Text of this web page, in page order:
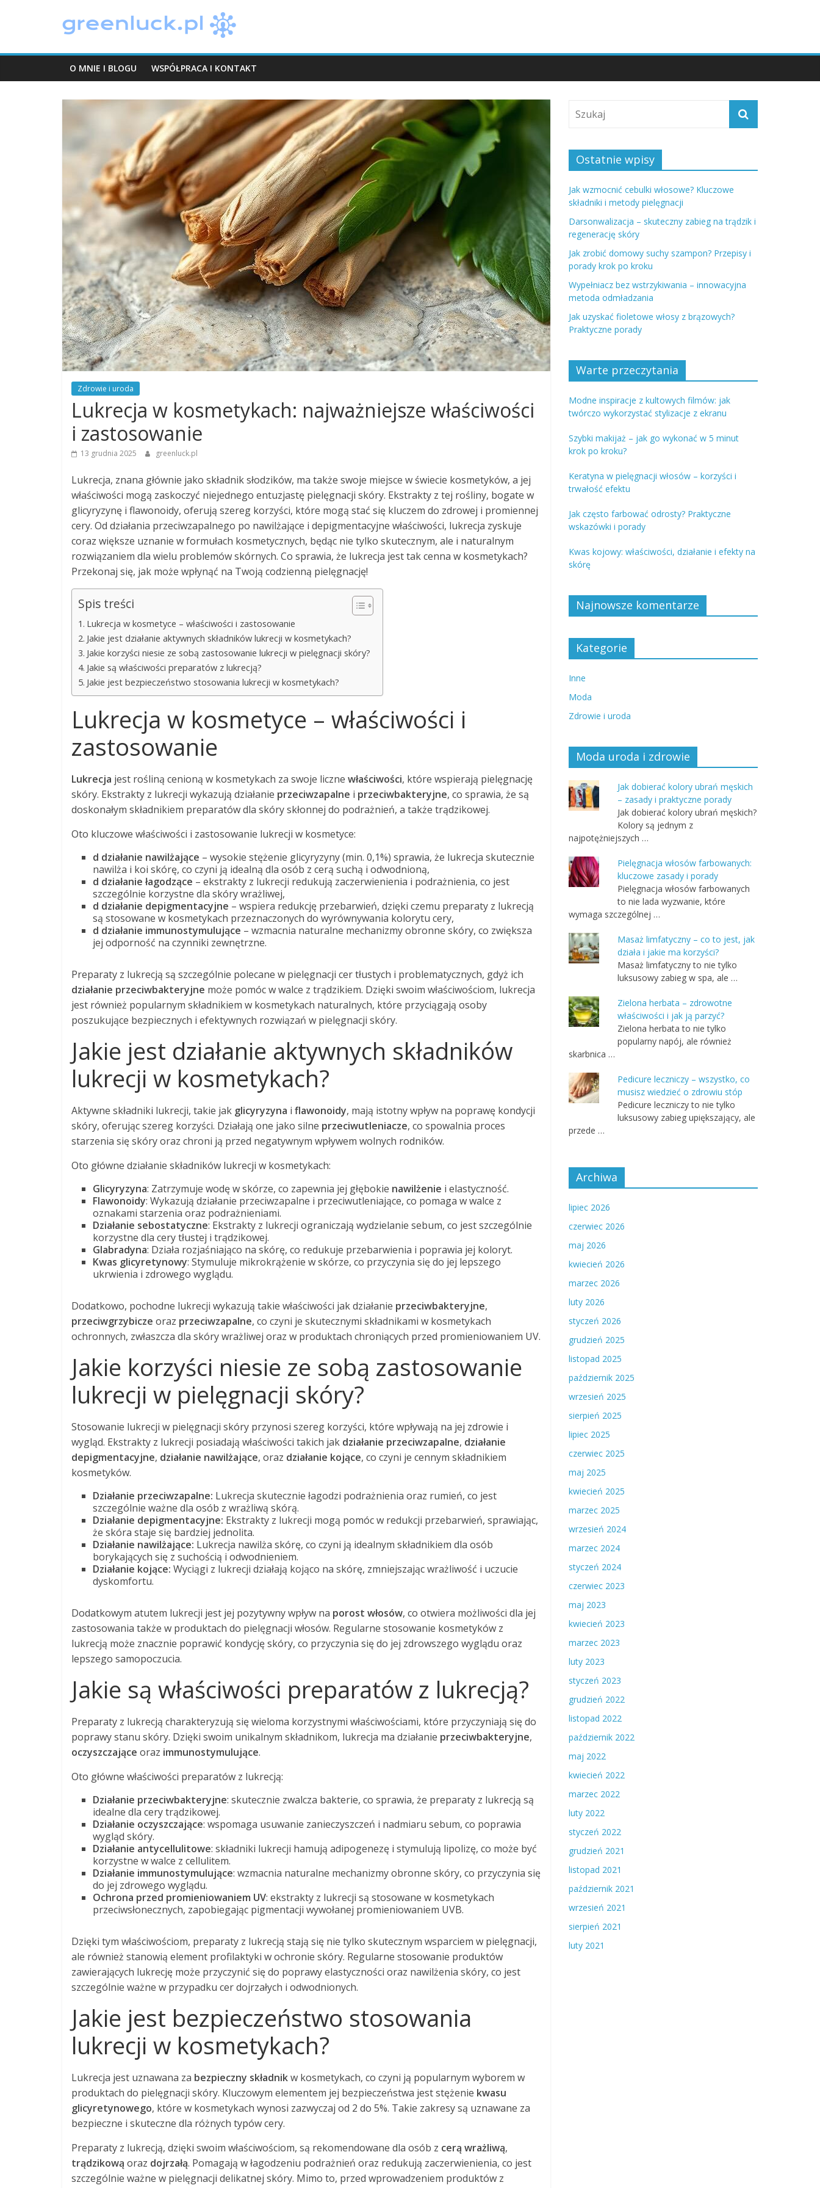
greenluck.pl
O MNIE I BLOGU WSPÓŁPRACA I KONTAKT
Zdrowie i uroda
Lukrecja w kosmetykach: najważniejsze właściwości
i zastosowanie
13 grudnia 2025 greenluck.pl
Lukrecja, znana głównie jako składnik słodzików, ma także swoje miejsce w świecie kosmetyków, a jej
właściwości mogą zaskoczyć niejednego entuzjastę pielęgnacji skóry. Ekstrakty z tej rośliny, bogate w
glicyryzynę i flawonoidy, oferują szereg korzyści, które mogą stać się kluczem do zdrowej i promiennej
cery. Od działania przeciwzapalnego po nawilżające i depigmentacyjne właściwości, lukrecja zyskuje
coraz większe uznanie w formułach kosmetycznych, będąc nie tylko skutecznym, ale i naturalnym
rozwiązaniem dla wielu problemów skórnych. Co sprawia, że lukrecja jest tak cenna w kosmetykach?
Przekonaj się, jak może wpłynąć na Twoją codzienną pielęgnację!
Spis treści
Lukrecja w kosmetyce – właściwości i zastosowanie
Jakie jest działanie aktywnych składników lukrecji w kosmetykach?
Jakie korzyści niesie ze sobą zastosowanie lukrecji w pielęgnacji skóry?
Jakie są właściwości preparatów z lukrecją?
Jakie jest bezpieczeństwo stosowania lukrecji w kosmetykach?
Lukrecja w kosmetyce – właściwości i
zastosowanie
Lukrecja jest rośliną cenioną w kosmetykach za swoje liczne właściwości, które wspierają pielęgnację
skóry. Ekstrakty z lukrecji wykazują działanie przeciwzapalne i przeciwbakteryjne, co sprawia, że są
doskonałym składnikiem preparatów dla skóry skłonnej do podrażnień, a także trądzikowej.
Oto kluczowe właściwości i zastosowanie lukrecji w kosmetyce:
d działanie nawilżające – wysokie stężenie glicyryzyny (min. 0,1%) sprawia, że lukrecja skutecznie
nawilża i koi skórę, co czyni ją idealną dla osób z cerą suchą i odwodnioną,
d działanie łagodzące – ekstrakty z lukrecji redukują zaczerwienienia i podrażnienia, co jest
szczególnie korzystne dla skóry wrażliwej,
d działanie depigmentacyjne – wspiera redukcję przebarwień, dzięki czemu preparaty z lukrecją
są stosowane w kosmetykach przeznaczonych do wyrównywania kolorytu cery,
d działanie immunostymulujące – wzmacnia naturalne mechanizmy obronne skóry, co zwiększa
jej odporność na czynniki zewnętrzne.
Preparaty z lukrecją są szczególnie polecane w pielęgnacji cer tłustych i problematycznych, gdyż ich
działanie przeciwbakteryjne może pomóc w walce z trądzikiem. Dzięki swoim właściwościom, lukrecja
jest również popularnym składnikiem w kosmetykach naturalnych, które przyciągają osoby
poszukujące bezpiecznych i efektywnych rozwiązań w pielęgnacji skóry.
Jakie jest działanie aktywnych składników
lukrecji w kosmetykach?
Aktywne składniki lukrecji, takie jak glicyryzyna i flawonoidy, mają istotny wpływ na poprawę kondycji
skóry, oferując szereg korzyści. Działają one jako silne przeciwutleniacze, co spowalnia proces
starzenia się skóry oraz chroni ją przed negatywnym wpływem wolnych rodników.
Oto główne działanie składników lukrecji w kosmetykach:
Glicyryzyna: Zatrzymuje wodę w skórze, co zapewnia jej głębokie nawilżenie i elastyczność.
Flawonoidy: Wykazują działanie przeciwzapalne i przeciwutleniające, co pomaga w walce z
oznakami starzenia oraz podrażnieniami.
Działanie sebostatyczne: Ekstrakty z lukrecji ograniczają wydzielanie sebum, co jest szczególnie
korzystne dla cery tłustej i trądzikowej.
Glabradyna: Działa rozjaśniająco na skórę, co redukuje przebarwienia i poprawia jej koloryt.
Kwas glicyretynowy: Stymuluje mikrokrążenie w skórze, co przyczynia się do jej lepszego
ukrwienia i zdrowego wyglądu.
Dodatkowo, pochodne lukrecji wykazują takie właściwości jak działanie przeciwbakteryjne,
przeciwgrzybicze oraz przeciwzapalne, co czyni je skutecznymi składnikami w kosmetykach
ochronnych, zwłaszcza dla skóry wrażliwej oraz w produktach chroniących przed promieniowaniem UV.
Jakie korzyści niesie ze sobą zastosowanie
lukrecji w pielęgnacji skóry?
Stosowanie lukrecji w pielęgnacji skóry przynosi szereg korzyści, które wpływają na jej zdrowie i
wygląd. Ekstrakty z lukrecji posiadają właściwości takich jak działanie przeciwzapalne, działanie
depigmentacyjne, działanie nawilżające, oraz działanie kojące, co czyni je cennym składnikiem
kosmetyków.
Działanie przeciwzapalne: Lukrecja skutecznie łagodzi podrażnienia oraz rumień, co jest
szczególnie ważne dla osób z wrażliwą skórą.
Działanie depigmentacyjne: Ekstrakty z lukrecji mogą pomóc w redukcji przebarwień, sprawiając,
że skóra staje się bardziej jednolita.
Działanie nawilżające: Lukrecja nawilża skórę, co czyni ją idealnym składnikiem dla osób
borykających się z suchością i odwodnieniem.
Działanie kojące: Wyciągi z lukrecji działają kojąco na skórę, zmniejszając wrażliwość i uczucie
dyskomfortu.
Dodatkowym atutem lukrecji jest jej pozytywny wpływ na porost włosów, co otwiera możliwości dla jej
zastosowania także w produktach do pielęgnacji włosów. Regularne stosowanie kosmetyków z
lukrecją może znacznie poprawić kondycję skóry, co przyczynia się do jej zdrowszego wyglądu oraz
lepszego samopoczucia.
Jakie są właściwości preparatów z lukrecją?
Preparaty z lukrecją charakteryzują się wieloma korzystnymi właściwościami, które przyczyniają się do
poprawy stanu skóry. Dzięki swoim unikalnym składnikom, lukrecja ma działanie przeciwbakteryjne,
oczyszczające oraz immunostymulujące.
Oto główne właściwości preparatów z lukrecją:
Działanie przeciwbakteryjne: skutecznie zwalcza bakterie, co sprawia, że preparaty z lukrecją są
idealne dla cery trądzikowej.
Działanie oczyszczające: wspomaga usuwanie zanieczyszczeń i nadmiaru sebum, co poprawia
wygląd skóry.
Działanie antycellulitowe: składniki lukrecji hamują adipogenezę i stymulują lipolizę, co może być
korzystne w walce z cellulitem.
Działanie immunostymulujące: wzmacnia naturalne mechanizmy obronne skóry, co przyczynia się
do jej zdrowego wyglądu.
Ochrona przed promieniowaniem UV: ekstrakty z lukrecji są stosowane w kosmetykach
przeciwsłonecznych, zapobiegając pigmentacji wywołanej promieniowaniem UVB.
Dzięki tym właściwościom, preparaty z lukrecją stają się nie tylko skutecznym wsparciem w pielęgnacji,
ale również stanowią element profilaktyki w ochronie skóry. Regularne stosowanie produktów
zawierających lukrecję może przyczynić się do poprawy elastyczności oraz nawilżenia skóry, co jest
szczególnie ważne w przypadku cer dojrzałych i odwodnionych.
Jakie jest bezpieczeństwo stosowania
lukrecji w kosmetykach?
Lukrecja jest uznawana za bezpieczny składnikw kosmetykach, co czyni ją popularnym wyborem w
produktach do pielęgnacji skóry. Kluczowym elementem jej bezpieczeństwa jest stężenie kwasu
glicyretynowego, które w kosmetykach wynosi zazwyczaj od 2 do 5%. Takie zakresy są uznawane za
bezpieczne i skuteczne dla różnych typów cery.
Preparaty z lukrecją, dzięki swoim właściwościom, są rekomendowane dla osób z cerą wrażliwą,
trądzikową oraz dojrzałą. Pomagają w łagodzeniu podrażnień oraz redukują zaczerwienienia, co jest
szczególnie ważne w pielęgnacji delikatnej skóry. Mimo to, przed wprowadzeniem produktów z
Ostatnie wpisy
Jak wzmocnić cebulki włosowe? Kluczowe
składniki i metody pielęgnacji
Darsonwalizacja – skuteczny zabieg na trądzik i
regenerację skóry
Jak zrobić domowy suchy szampon? Przepisy i
porady krok po kroku
Wypełniacz bez wstrzykiwania – innowacyjna
metoda odmładzania
Jak uzyskać fioletowe włosy z brązowych?
Praktyczne porady
Warte przeczytania
Modne inspiracje z kultowych filmów: jak
twórczo wykorzystać stylizacje z ekranu
Szybki makijaż – jak go wykonać w 5 minut
krok po kroku?
Keratyna w pielęgnacji włosów – korzyści i
trwałość efektu
Jak często farbować odrosty? Praktyczne
wskazówki i porady
Kwas kojowy: właściwości, działanie i efekty na
skórę
Najnowsze komentarze
Kategorie
Inne
Moda
Zdrowie i uroda
Moda uroda i zdrowie
Jak dobierać kolory ubrań męskich
– zasady i praktyczne porady
Jak dobierać kolory ubrań męskich?
Kolory są jednym z
najpotężniejszych …
Pielęgnacja włosów farbowanych:
kluczowe zasady i porady
Pielęgnacja włosów farbowanych
to nie lada wyzwanie, które
wymaga szczególnej …
Masaż limfatyczny – co to jest, jak
działa i jakie ma korzyści?
Masaż limfatyczny to nie tylko
luksusowy zabieg w spa, ale …
Zielona herbata – zdrowotne
właściwości i jak ją parzyć?
Zielona herbata to nie tylko
popularny napój, ale również
skarbnica …
Pedicure leczniczy – wszystko, co
musisz wiedzieć o zdrowiu stóp
Pedicure leczniczy to nie tylko
luksusowy zabieg upiększający, ale
przede …
Archiwa
lipiec 2026
czerwiec 2026
maj 2026
kwiecień 2026
marzec 2026
luty 2026
styczeń 2026
grudzień 2025
listopad 2025
październik 2025
wrzesień 2025
sierpień 2025
lipiec 2025
czerwiec 2025
maj 2025
kwiecień 2025
marzec 2025
wrzesień 2024
marzec 2024
styczeń 2024
czerwiec 2023
maj 2023
kwiecień 2023
marzec 2023
luty 2023
styczeń 2023
grudzień 2022
listopad 2022
październik 2022
maj 2022
kwiecień 2022
marzec 2022
luty 2022
styczeń 2022
grudzień 2021
listopad 2021
październik 2021
wrzesień 2021
sierpień 2021
luty 2021